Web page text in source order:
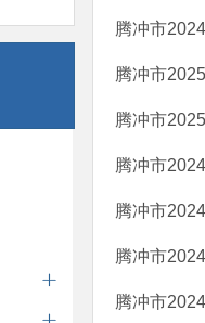
腾冲市
腾冲市
腾冲市
腾冲市
腾冲市
腾冲市
腾冲市